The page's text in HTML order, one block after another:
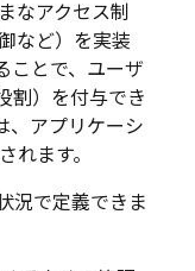
なアクセス制
など）を実装
ことで、ユーザ
割）を付与でき
、アプリケーシ
れます。
況で定義できま